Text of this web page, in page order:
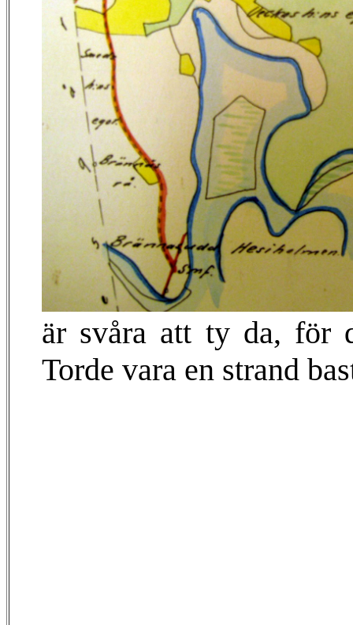
är svåra att ty da, för
Torde vara en strand